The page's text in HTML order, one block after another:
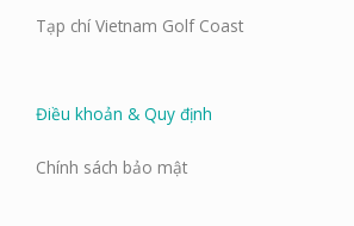
Tạp chí Vietnam Golf Coast
Điều khoản & Quy định
Chính sách bảo mật